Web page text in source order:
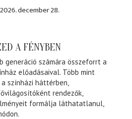
2026. december 28.
A FÉNYBEN
generáció számára összeforrt a
előadásaival. Több mint
színházi háttérben,
rendezők,
formálja láthatatlanul,